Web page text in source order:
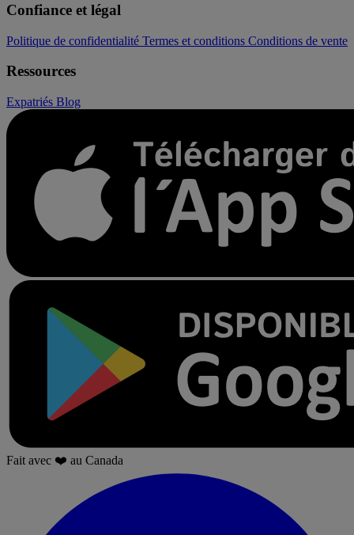
Confiance et légal
Politique de confidentialité Termes et conditions Conditions de vente
Ressources
Expatriés Blog
Fait avec ❤️ au Canada